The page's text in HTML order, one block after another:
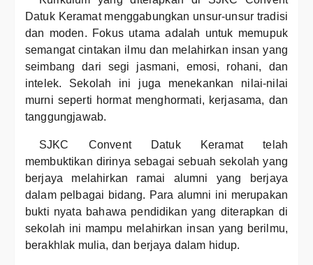
Datuk Keramat menggabungkan unsur-unsur tradisi
dan moden. Fokus utama adalah untuk memupuk
semangat cintakan ilmu dan melahirkan insan yang
seimbang dari segi jasmani, emosi, rohani, dan
intelek. Sekolah ini juga menekankan nilai-nilai
murni seperti hormat menghormati, kerjasama, dan
tanggungjawab.
SJKC Convent Datuk Keramat telah
membuktikan dirinya sebagai sebuah sekolah yang
berjaya melahirkan ramai alumni yang berjaya
dalam pelbagai bidang. Para alumni ini merupakan
bukti nyata bahawa pendidikan yang diterapkan di
sekolah ini mampu melahirkan insan yang berilmu,
berakhlak mulia, dan berjaya dalam hidup.